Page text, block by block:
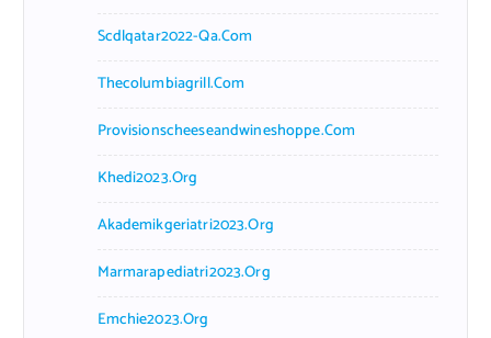
Scdlqatar2022-Qa.com
Thecolumbiagrill.com
Provisionscheeseandwineshoppe.com
Khedi2023.org
Akademikgeriatri2023.org
Marmarapediatri2023.org
Emchie2023.org